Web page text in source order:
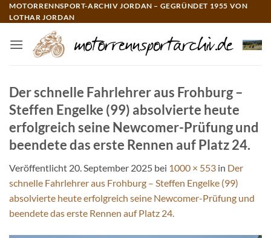
Zum
Inhalt
MOTORRENNSPORT-ARCHIV JORDAN – GEGRÜNDET 1955 VON
LOTHAR JORDAN
Der schnelle Fahrlehrer aus Frohburg –
Steffen Engelke (99) absolvierte heute
erfolgreich seine Newcomer-Prüfung und
beendete das erste Rennen auf Platz 24.
Veröffentlicht 20. September 2025 bei 1000 × 553 in Der
schnelle Fahrlehrer aus Frohburg – Steffen Engelke (99)
absolvierte heute erfolgreich seine Newcomer-Prüfung und
beendete das erste Rennen auf Platz 24.